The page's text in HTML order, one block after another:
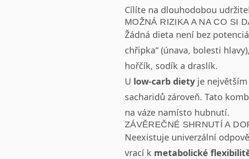
Cílíte na dlouhodobou
MOŽNÁ RIZIKA A NA CO SI
Žádná dieta není bez
chřipka“ (únava, bolesti
hořčík, sodík a draslík.
U low-carb diety je
sacharidů zároveň. Tato
na váze namísto hubnutí.
ZÁVĚREČNÉ SHRNUTÍ A
Neexistuje univerzální
vrací k metabolické